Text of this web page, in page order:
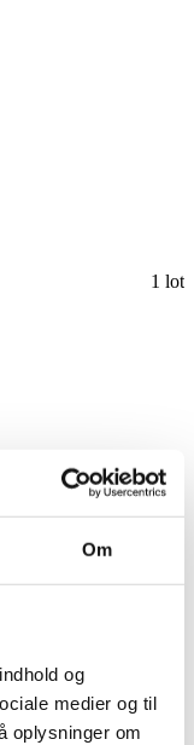
Om
og
medier og til
oplysninger om
1 lot